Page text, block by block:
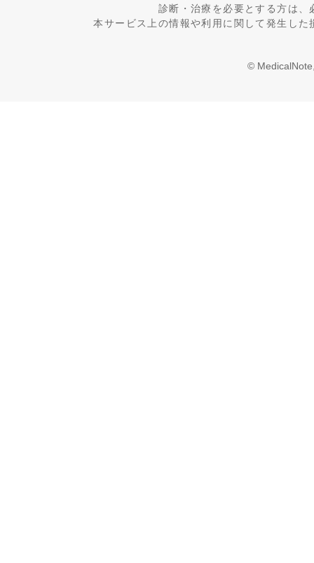
診断・治療を必要とする方は
本サービス上の情報や利用に関して発生し
©